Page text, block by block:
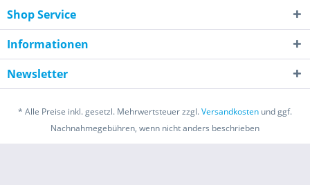
Shop Service
Informationen
Newsletter
* Alle Preise inkl. gesetzl. Mehrwertsteuer zzgl.Versandkosten und ggf.
Nachnahmegebühren, wenn nicht anders beschrieben